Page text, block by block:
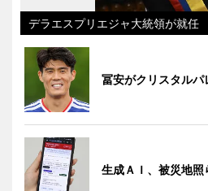
デラエスプリエジャ大統領が就任
冨安がクリスタルパ
生成ＡＩ、被災地